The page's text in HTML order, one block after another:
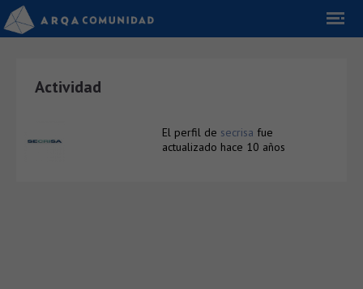
Actividad
El perfil de secrisa fue
actualizado hace 10 años